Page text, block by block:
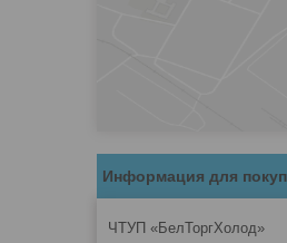
Информация для
ЧТУП «БелТоргХолод»